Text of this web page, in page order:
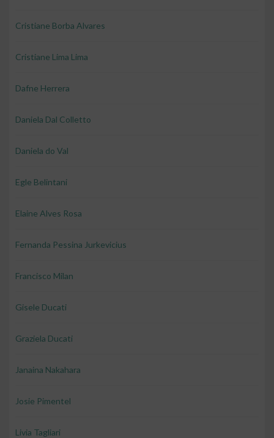
Cristiane Borba Alvares
Cristiane Lima Lima
Dafne Herrera
Daniela Dal Colletto
Daniela do Val
Egle Belintani
Elaine Alves Rosa
Fernanda Pessina Jurkevicius
Francisco Milan
Gisele Ducati
Graziela Ducati
Janaina Nakahara
Josie Pimentel
Livia Tagliari